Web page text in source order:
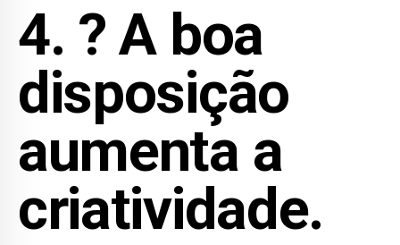
4. ?A boa
disposição
aumenta a
criatividade.